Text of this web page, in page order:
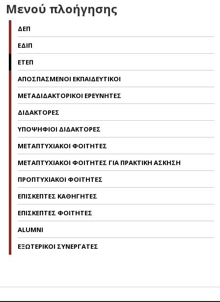
Μενού πλοήγησης
ΔΕΠ
ΕΔΙΠ
ΕΤΕΠ
ΑΠΟΣΠΑΣΜΕΝΟΙ ΕΚΠΑΙΔΕΥΤΙΚΟΙ
ΜΕΤΑΔΙΔΑΚΤΟΡΙΚΟΙ ΕΡΕΥΝΗΤΕΣ
ΔΙΔΑΚΤΟΡΕΣ
ΥΠΟΨΗΦΙΟΙ ΔΙΔΑΚΤΟΡΕΣ
ΜΕΤΑΠΤΥΧΙΑΚΟΙ ΦΟΙΤΗΤΕΣ
ΜΕΤΑΠΤΥΧΙΑΚΟΙ ΦΟΙΤΗΤΕΣ ΓΙΑ ΠΡΑΚΤΙΚΗ ΑΣΚΗΣΗ
ΠΡΟΠΤΥΧΙΑΚΟΙ ΦΟΙΤΗΤΕΣ
ΕΠΙΣΚΕΠΤΕΣ ΚΑΘΗΓΗΤΕΣ
ΕΠΙΣΚΕΠΤΕΣ ΦΟΙΤΗΤΕΣ
ALUMNI
ΕΞΩΤΕΡΙΚΟΙ ΣΥΝΕΡΓΑΤΕΣ